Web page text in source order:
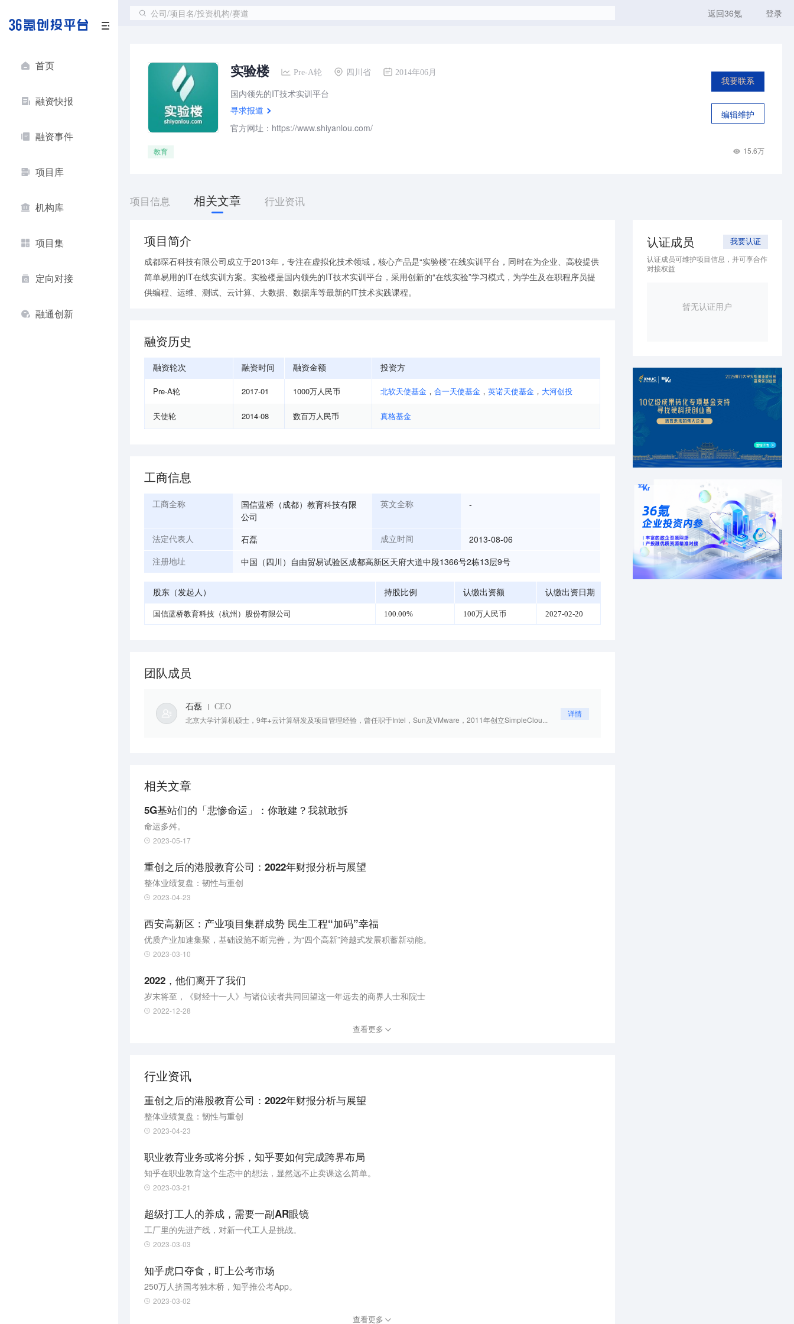
首页
融资快报
融资事件
项目库
机构库
项目集
定向对接
融通创新
公司/项目名/投资机构/赛道 返回36氪 登录
实验楼 Pre-A轮 四川省 2014年06月
国内领先的IT技术实训平台
寻求报道
官方网址：https://www.shiyanlou.com/
我要联系
编辑维护
教育 15.6万
项目信息 相关文章 行业资讯
项目简介
成都琛石科技有限公司成立于2013年，专注在虚拟化技术领域，核心产品是“实验楼”在线实训平台，同时在为企业、高校提供
简单易用的IT在线实训方案。实验楼是国内领先的IT技术实训平台，采用创新的“在线实验”学习模式，为学生及在职程序员提
供编程、运维、测试、云计算、大数据、数据库等最新的IT技术实践课程。
融资历史
融资轮次 融资时间 融资金额 投资方
Pre-A轮 2017-01 1000万人民币 北软天使基金 ， 合一天使基金 ， 英诺天使基金 ， 大河创投
天使轮 2014-08 数百万人民币 真格基金
工商信息
工商全称
国信蓝桥（成都）教育科技有限
公司
英文全称 -
法定代表人 石磊 成立时间 2013-08-06
注册地址 中国（四川）自由贸易试验区成都高新区天府大道中段1366号2栋13层9号
股东（发起人） 持股比例 认缴出资额 认缴出资日期
国信蓝桥教育科技（杭州）股份有限公司 100.00% 100万人民币 2027-02-20
团队成员
石磊 CEO
北京大学计算机硕士，9年+云计算研发及项目管理经验，曾任职于Intel，Sun及VMware，2011年创立SimpleClou...
详情
相关文章
5G基站们的「悲惨命运」：你敢建？我就敢拆
命运多舛。
2023-05-17
重创之后的港股教育公司：2022年财报分析与展望
整体业绩复盘：韧性与重创
2023-04-23
西安高新区：产业项目集群成势 民生工程“加码”幸福
优质产业加速集聚，基础设施不断完善，为“四个高新”跨越式发展积蓄新动能。
2023-03-10
2022，他们离开了我们
岁末将至，《财经十一人》与诸位读者共同回望这一年远去的商界人士和院士
2022-12-28
查看更多
行业资讯
重创之后的港股教育公司：2022年财报分析与展望
整体业绩复盘：韧性与重创
2023-04-23
职业教育业务或将分拆，知乎要如何完成跨界布局
知乎在职业教育这个生态中的想法，显然远不止卖课这么简单。
2023-03-21
超级打工人的养成，需要一副AR眼镜
工厂里的先进产线，对新一代工人是挑战。
2023-03-03
知乎虎口夺食，盯上公考市场
250万人挤国考独木桥，知乎推公考App。
2023-03-02
查看更多
认证成员 我要认证
认证成员可维护项目信息，并可享合作
对接权益
暂无认证用户